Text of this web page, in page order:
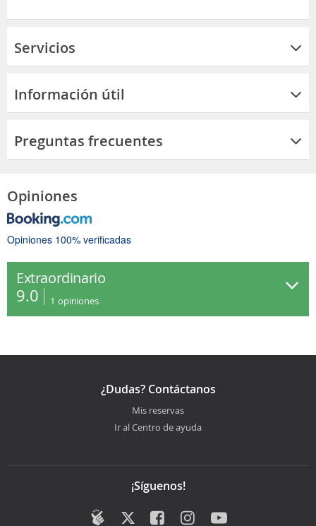
Servicios
Información útil
Preguntas frecuentes
Opiniones
Opiniones 100% verificadas
Extraordinario
9.0 1 opiniones
¿Dudas? Contáctanos
Mis reservas
Ir al Centro de ayuda
¡Síguenos!